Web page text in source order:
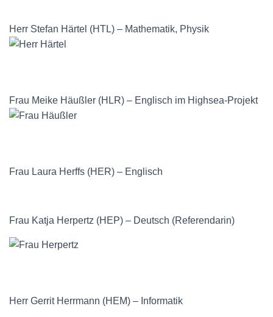
Herr Stefan Härtel (HTL) – Mathematik, Physik
Frau Meike Häußler (HLR) – Englisch im Highsea-Projekt
Frau Laura Herffs (HER) – Englisch
Frau Katja Herpertz (HEP) – Deutsch (Referendarin)
Herr Gerrit Herrmann (HEM) – Informatik